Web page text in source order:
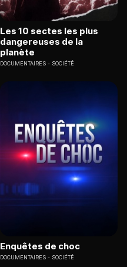
Les 10 sectes les plus
dangereuses de la
planète
DOCUMENTAIRES SOCIÉTÉ
Enquêtes de choc
DOCUMENTAIRES SOCIÉTÉ